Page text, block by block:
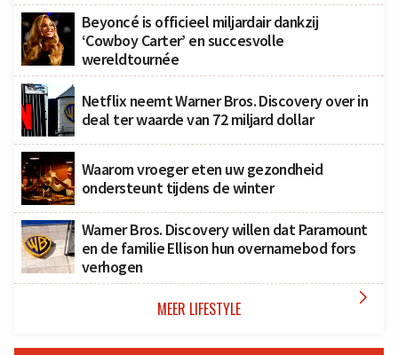
Beyoncé is officieel miljardair dankzij
‘Cowboy Carter’ en succesvolle
wereldtournée
Netflix neemt Warner Bros. Discovery over in
deal ter waarde van 72 miljard dollar
Waarom vroeger eten uw gezondheid
ondersteunt tijdens de winter
Warner Bros. Discovery willen dat Paramount
en de familie Ellison hun overnamebod fors
verhogen
MEER LIFESTYLE 